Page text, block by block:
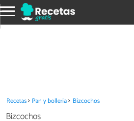
Recetas Pan y bollería Bizcochos
Bizcochos